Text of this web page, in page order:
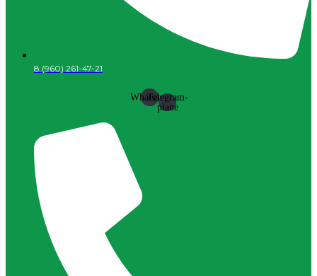
8 (960) 261-47-21
Whatsapp
Telegram-
plane